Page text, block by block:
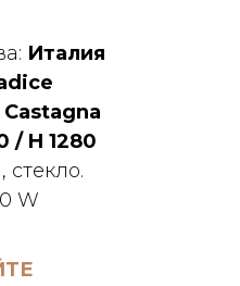
Италия
/ H 1280
W